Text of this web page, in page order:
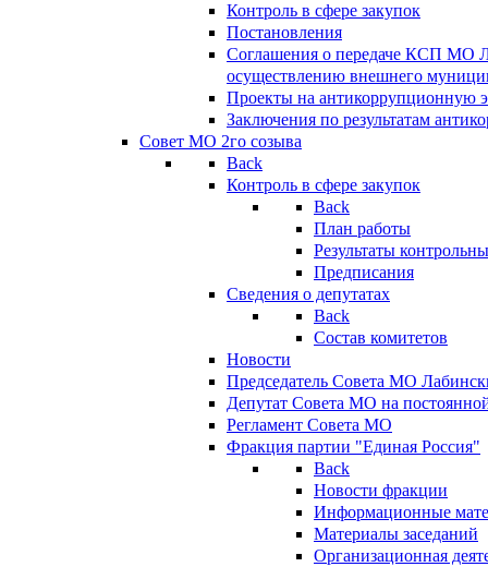
Контроль в сфере закупок
Постановления
Соглашения о передаче КСП МО
осуществлению внешнего
Проекты на антикоррупционную
Заключения по результатам
Совет МО 2го созыва
Back
Контроль в сфере закупок
Back
План работы
Результаты
Предписания
Сведения о депутатах
Back
Состав комитетов
Новости
Председатель Совета МО
Депутат Совета МО на
Регламент Совета МО
Фракция партии "Единая Россия"
Back
Новости фракции
Информационные
Материалы заседаний
Организационная